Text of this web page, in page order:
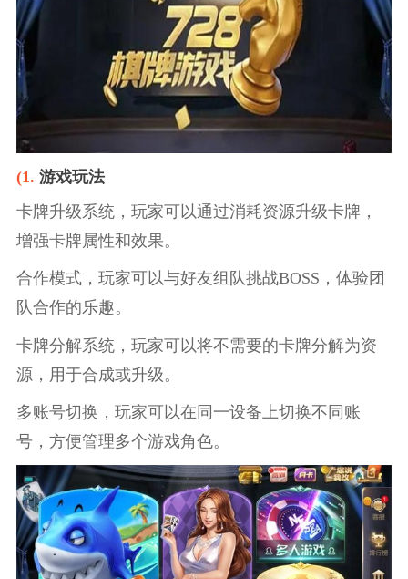
(1. 游戏玩法
卡牌升级系统，玩家可以通过消耗资源升级卡牌，
增强卡牌属性和效果。
合作模式，玩家可以与好友组队挑战BOSS，体验团
队合作的乐趣。
卡牌分解系统，玩家可以将不需要的卡牌分解为资
源，用于合成或升级。
多账号切换，玩家可以在同一设备上切换不同账
号，方便管理多个游戏角色。